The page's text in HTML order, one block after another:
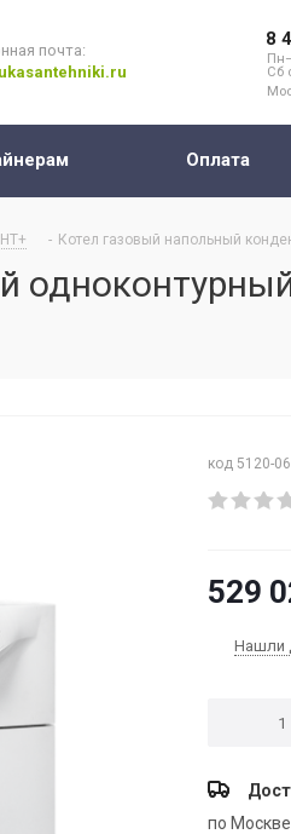
почта:
8
Сб
Оплата
- Котел газовый напольный
код 5120-
529
Нашли
по